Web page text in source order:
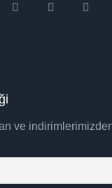
Amazon
ve